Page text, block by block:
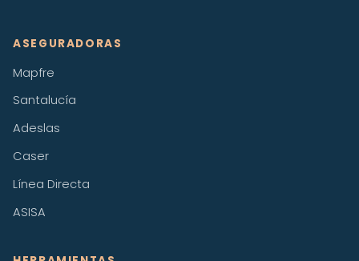
ASEGURADORAS
Mapfre
Santalucía
Adeslas
Caser
Línea Directa
ASISA